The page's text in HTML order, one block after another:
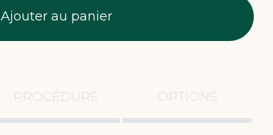
Ajouter au panier
PROCÉDURE OPTIONS